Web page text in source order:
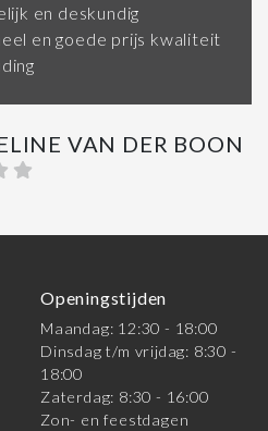
en deskundig
en goede prijs kwaliteit
VAN DER BOON
Openingstijden
Maandag: 12:30 - 18:00
Dinsdag t/m vrijdag: 8:30 -
18:00
Zaterdag: 8:30 - 16:00
Zon- en feestdagen